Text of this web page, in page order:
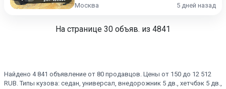
Москва 5 дней назад
На странице 30 объяв. из 4841
Найдено 4 841 объявление от 80 продавцов. Цены от 150 до 12 512
RUB. Типы кузова: седан, универсал, внедорожник 5 дв., хетчбэк 5 дв.,